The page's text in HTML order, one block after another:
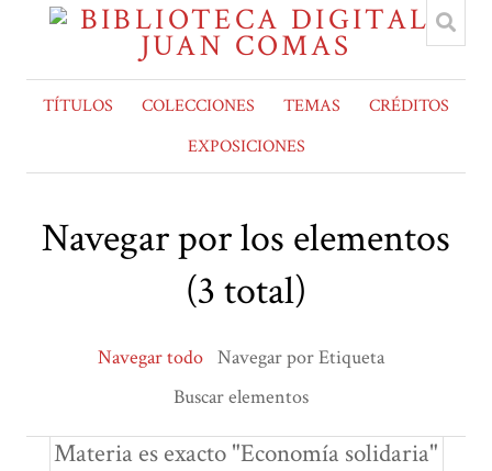
TÍTULOS COLECCIONES TEMAS
CRÉDITOS
EXPOSICIONES
Navegar por los elementos
(3 total)
Navegar todo Navegar por Etiqueta
Buscar elementos
Materia es exacto "Economía solidaria"